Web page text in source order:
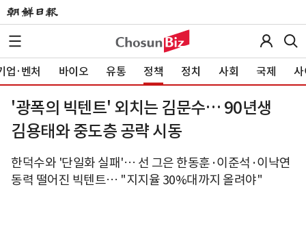
업·벤처 바이오 유통 정책 정치 사회 국제 사
'광폭의 빅텐트' 외치는 김문수… 90년생
김용태와 중도층 공략 시동
한덕수와 '단일화 실패'… 선 그은 한동훈·이준석·이낙연
동력 떨어진 빅텐트… "지지율 30%대까지 올려야"